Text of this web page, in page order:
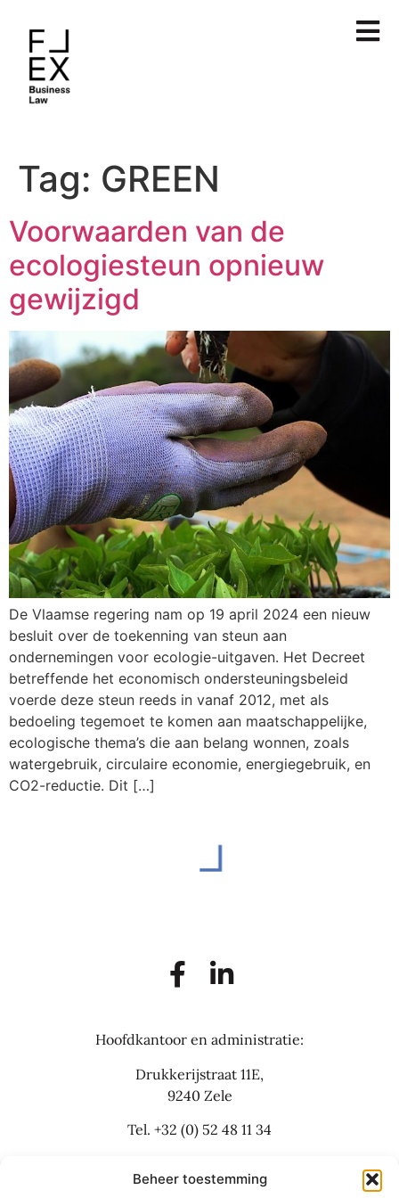
Beheer toestemming
Tag: GREEN
Voorwaarden van de
ecologiesteun opnieuw
gewijzigd
De Vlaamse regering nam op 19 april 2024 een nieuw
besluit over de toekenning van steun aan
ondernemingen voor ecologie-uitgaven. Het Decreet
betreffende het economisch ondersteuningsbeleid
voerde deze steun reeds in vanaf 2012, met als
bedoeling tegemoet te komen aan maatschappelijke,
ecologische thema’s die aan belang wonnen, zoals
watergebruik, circulaire economie, energiegebruik, en
CO2-reductie. Dit […]
Hoofdkantoor en administratie:
Drukkerijstraat 11E,
9240 Zele
Tel. +32 (0) 52 48 11 34